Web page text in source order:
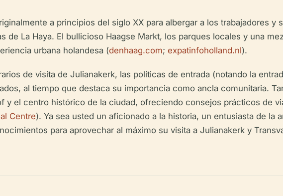
a principios del siglo XX para albergar a los trabajadores y
de La Haya. El bullicioso Haagse Markt, los parques locales y una
urbana holandesa (denhaag.com; expatinfoholland.nl).
de visita de Julianakerk, las políticas de entrada (notando la
al tiempo que destaca su importancia como ancla comunitaria.
y el centro histórico de la ciudad, ofreciendo consejos prácticos de
Centre). Ya sea usted un aficionado a la historia, un entusiasta de la
para aprovechar al máximo su visita a Julianakerk y